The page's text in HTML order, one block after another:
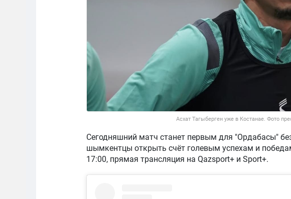
Асхат Тагыберген уже в Костанае. Фото
Сегодняшний матч станет первым для "Ордабасы"
шымкентцы открыть счёт голевым успехам и
17:00, прямая трансляция на Qazsport+ и Sport+.